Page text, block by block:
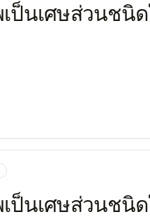
ป็นเศษส่วนชนิ
ป็นเศษส่วนชนิ